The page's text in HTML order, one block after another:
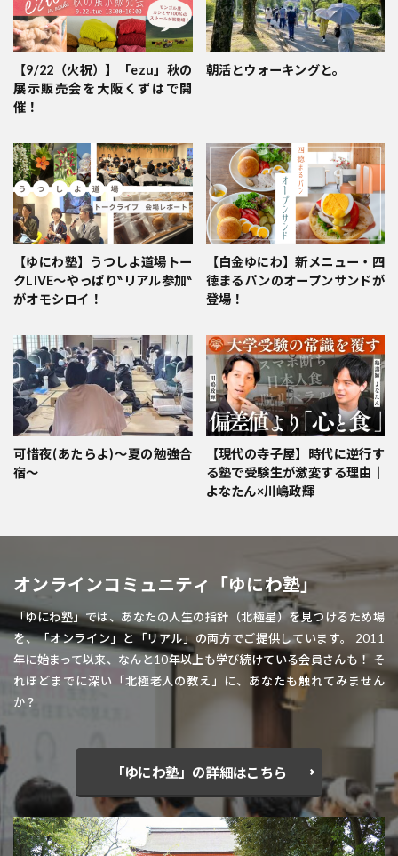
【9/22（火祝）】「ezu」秋の
展示販売会を大阪くずはで開
催！
朝活とウォーキングと。
【ゆにわ塾】うつしよ道場トー
クLIVE～やっぱり‶リアル参加‶
がオモシロイ！
【白金ゆにわ】新メニュー・四
徳まるパンのオープンサンドが
登場！
可惜夜(あたらよ)〜夏の勉強合
宿〜
【現代の寺子屋】時代に逆行す
る塾で受験生が激変する理由｜
よなたん×川嶋政輝
オンラインコミュニティ「ゆにわ塾」
「ゆにわ塾」では、あなたの人生の指針（北極星）を見つけるため場
を、「オンライン」と「リアル」の両方でご提供しています。 2011
年に始まって以来、なんと10年以上も学び続けている会員さんも！ そ
れほどまでに深い「北極老人の教え」に、あなたも触れてみません
か？
「ゆにわ塾」の詳細はこちら